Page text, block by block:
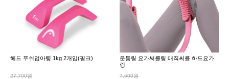
헤드 푸쉬업아령 1kg 2개입(핑크)
27,700원
운동링 요가써클링 매직써클 하드요가
링
7,600원